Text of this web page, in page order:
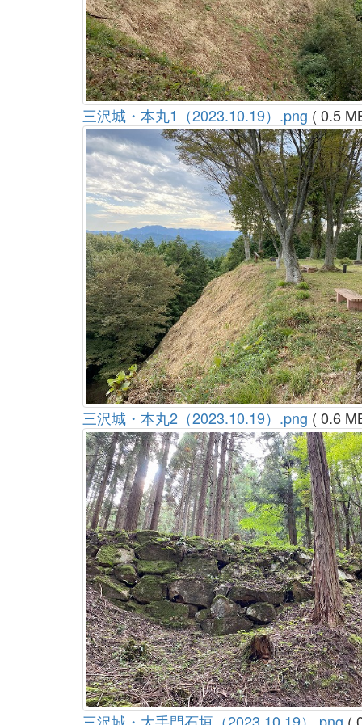
三沢城・本丸1（2023.10.19）.png ( 0.5
三沢城・本丸2（2023.10.19）.png ( 0.6
三沢城・大手門石垣（2023.10.19）.png (